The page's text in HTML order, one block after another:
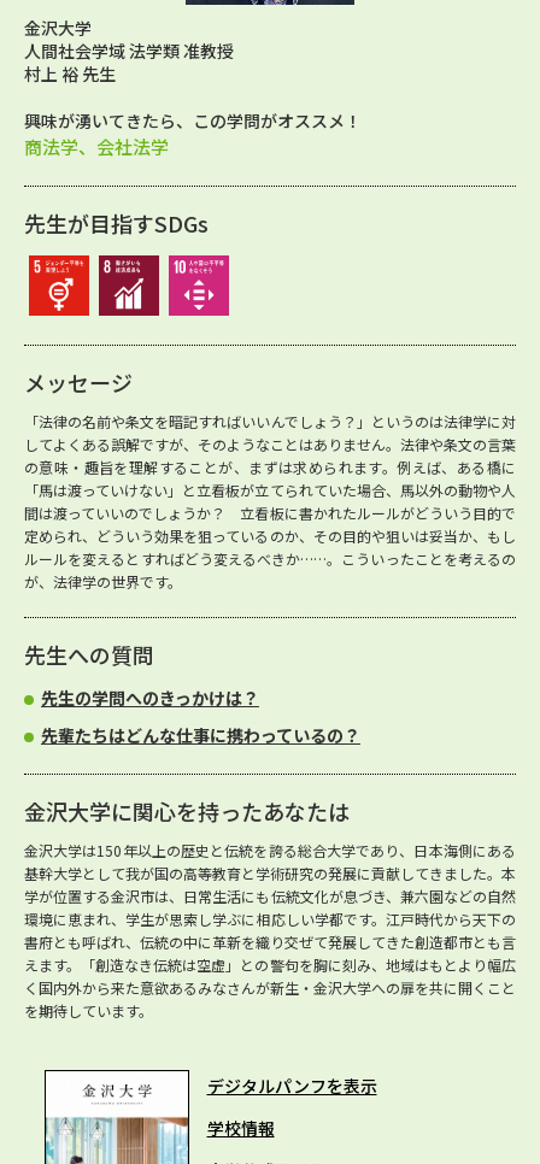
金沢大学
人間社会学域 法学類 准教授
村上 裕 先生
興味が湧いてきたら、この学問がオススメ！
商法学、会社法学
先生が目指すSDGs
メッセージ
「法律の名前や条文を暗記すればいいんでしょう？」というのは法律学に対
してよくある誤解ですが、そのようなことはありません。法律や条文の言葉
の意味・趣旨を理解することが、まずは求められます。例えば、ある橋に
「馬は渡っていけない」と立看板が立てられていた場合、馬以外の動物や人
間は渡っていいのでしょうか？ 立看板に書かれたルールがどういう目的で
定められ、どういう効果を狙っているのか、その目的や狙いは妥当か、もし
ルールを変えるとすればどう変えるべきか……。こういったことを考えるの
が、法律学の世界です。
先生への質問
先生の学問へのきっかけは？
先輩たちはどんな仕事に携わっているの？
金沢大学に関心を持ったあなたは
金沢大学は150年以上の歴史と伝統を誇る総合大学であり、日本海側にある
基幹大学として我が国の高等教育と学術研究の発展に貢献してきました。本
学が位置する金沢市は、日常生活にも伝統文化が息づき、兼六園などの自然
環境に恵まれ、学生が思索し学ぶに相応しい学都です。江戸時代から天下の
書府とも呼ばれ、伝統の中に革新を織り交ぜて発展してきた創造都市とも言
えます。「創造なき伝統は空虚」との警句を胸に刻み、地域はもとより幅広
く国内外から来た意欲あるみなさんが新生・金沢大学への扉を共に開くこと
を期待しています。
デジタルパンフを表示
学校情報